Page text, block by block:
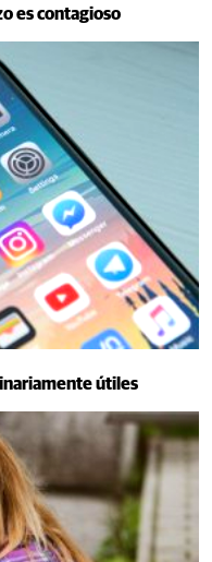
es contagioso
útiles